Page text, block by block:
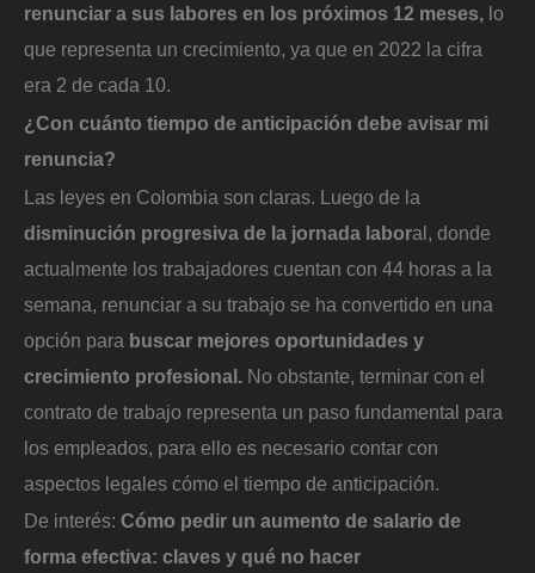
renunciar a sus labores en los próximos 12 meses, lo
que representa un crecimiento, ya que en 2022 la cifra
era 2 de cada 10.
¿Con cuánto tiempo de anticipación debe avisar mi
renuncia?
Las leyes en Colombia son claras. Luego de la
disminución progresiva de la jornada laboral, donde
actualmente los trabajadores cuentan con 44 horas a la
semana, renunciar a su trabajo se ha convertido en una
opción para buscar mejores oportunidades y
crecimiento profesional. No obstante, terminar con el
contrato de trabajo representa un paso fundamental para
los empleados, para ello es necesario contar con
aspectos legales cómo el tiempo de anticipación.
De interés: Cómo pedir un aumento de salario de
forma efectiva: claves y qué no hacer